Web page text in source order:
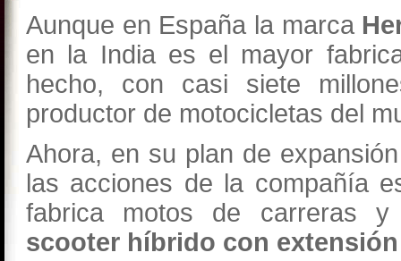
Aunque en España la marca
en la India es el mayor
hecho, con casi siete
productor de motocicletas del
Ahora, en su plan de
las acciones de la compañía
fabrica motos de carreras
scooter híbrido con